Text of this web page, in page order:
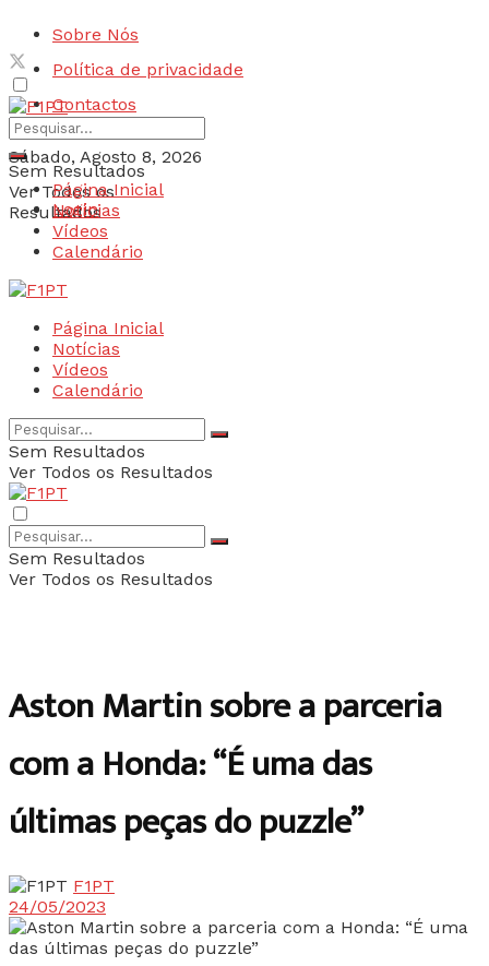
Sobre Nós
Política de privacidade
Contactos
Sábado, Agosto 8, 2026
Login
Sem Resultados
Ver Todos os
Resultados
Página Inicial
Notícias
Vídeos
Calendário
Página Inicial
Notícias
Vídeos
Calendário
Sem Resultados
Ver Todos os Resultados
Sem Resultados
Ver Todos os Resultados
Aston Martin sobre a parceria
com a Honda: “É uma das
últimas peças do puzzle”
F1PT
24/05/2023